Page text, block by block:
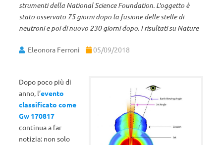
strumenti della National Science Foundation. L'oggetto è
stato osservato 75 giorni dopo la fusione delle stelle di
neutroni e poi di nuovo 230 giorni dopo. I risultati su Nature
Eleonora Ferroni 05/09/2018
Dopo poco più di
anno, l’evento
classificato come
Gw 170817
continua a far
notizia: non solo